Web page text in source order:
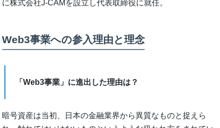
に株式会社J-CAMを設立し代表取締役に就任。
Web3事業への参入理由と理念
「Web3事業」に進出した理由は？
暗号資産は当初、日本の金融業界から異質なものと捉えら